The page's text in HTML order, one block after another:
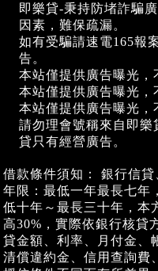
即樂貸-秉持防堵詐騙
因素，難保疏漏。
如有受騙請速電165報
告。
本站僅提供廣告曝光，
本站僅提供廣告曝光，
本站僅提供廣告曝光，
請勿理會號稱來自即
貸只有經營廣告。
借款條件須知： 銀行信
年限：最低一年最長七年
低十年～最長三十年，本
高30%，實際依銀行核貸
貸金額、利率、月付金、
清償違約金、信用查詢